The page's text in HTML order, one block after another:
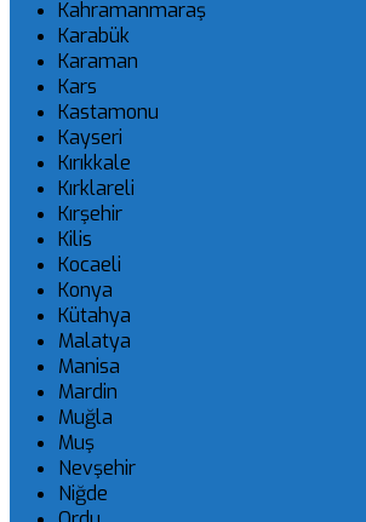
Kahramanmaraş
Karabük
Karaman
Kars
Kastamonu
Kayseri
Kırıkkale
Kırklareli
Kırşehir
Kilis
Kocaeli
Konya
Kütahya
Malatya
Manisa
Mardin
Muğla
Muş
Nevşehir
Niğde